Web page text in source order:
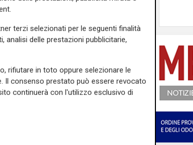
terzi selezionati per le seguenti finalità
analisi delle prestazioni pubblicitarie,
rifiutare in toto oppure selezionare le
Il consenso prestato può essere revocato
continuerà con l'utilizzo esclusivo di